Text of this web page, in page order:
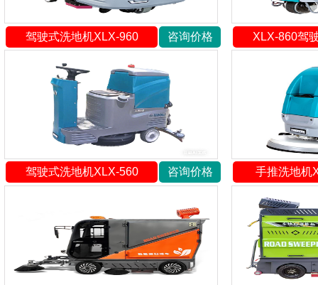
驾驶式洗地机XLX-960 咨询价格 XLX-860驾
驾驶式洗地机XLX-560 咨询价格 手推洗地机